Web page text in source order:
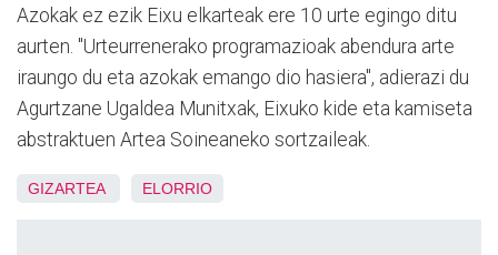
Azokak ez ezik Eixu elkarteak ere 10 urte egingo ditu
aurten. "Urteurrenerako programazioak abendura arte
iraungo du eta azokak emango dio hasiera", adierazi du
Agurtzane Ugaldea Munitxak, Eixuko kide eta kamiseta
abstraktuen Artea Soineaneko sortzaileak.
GIZARTEA ELORRIO